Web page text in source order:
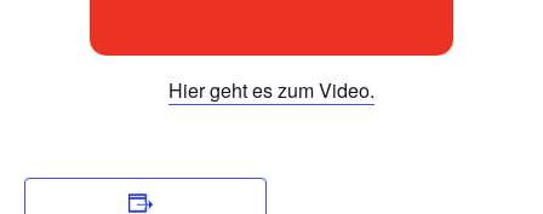
Hier geht es zum Video.